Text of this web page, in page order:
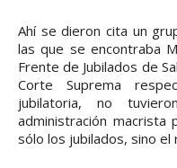
Ahí se dieron cita un
las que se encontraba
Frente de Jubilados de
Corte Suprema
jubilatoria, no
administración
sólo los jubilados, sino